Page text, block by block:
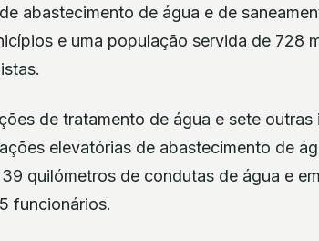
abastecimento de água e de
e uma população servida de 728
de tratamento de água e sete outras
elevatórias de abastecimento de
quilómetros de condutas de água e
funcionários.